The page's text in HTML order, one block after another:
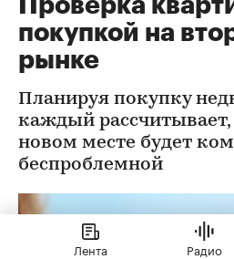
Проверка
покупкой на
рынке
Планируя покупку
каждый
новом месте будет
беспроблемной
Лента Радио